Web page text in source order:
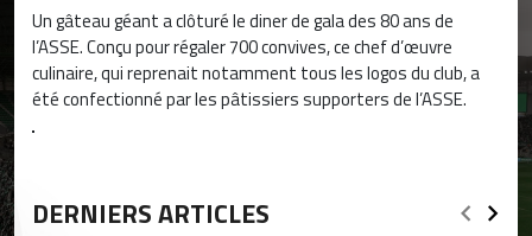
Un gâteau géant a clôturé le diner de gala des 80 ans de
l’ASSE. Conçu pour régaler 700 convives, ce chef d’œuvre
culinaire, qui reprenait notamment tous les logos du club, a
été confectionné par les pâtissiers supporters de l’ASSE.
DERNIERS ARTICLES